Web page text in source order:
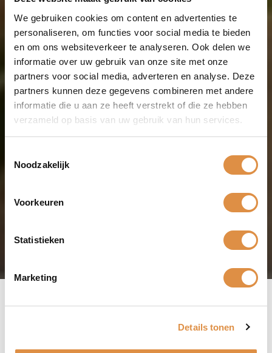
We gebruiken cookies om content en advertenties te
personaliseren, om functies voor social media te bieden
en om ons websiteverkeer te analyseren. Ook delen we
informatie over uw gebruik van onze site met onze
partners voor social media, adverteren en analyse. Deze
partners kunnen deze gegevens combineren met andere
informatie die u aan ze heeft verstrekt of die ze hebben
verzameld op basis van uw gebruik van hun services.
Noodzakelijk
Voorkeuren
Statistieken
Marketing
Details tonen
Home / Recepten
Vitello Tonnato
combineren met mooie Chardonnay. Deze wijn gaat hand in hand met